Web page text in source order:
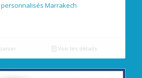
Marrakech
Voir les détails